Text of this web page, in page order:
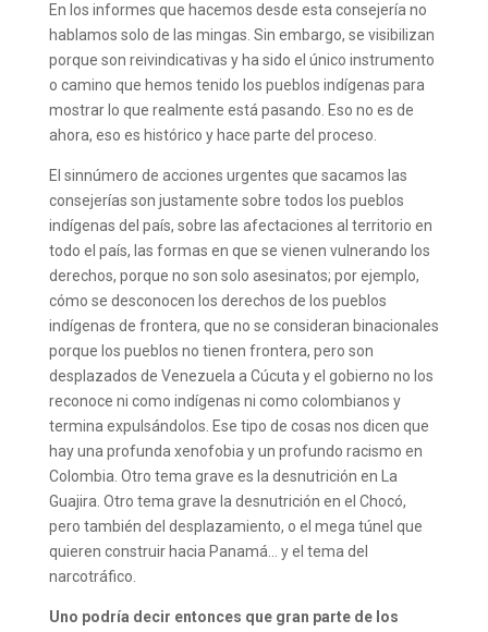
En los informes que hacemos desde esta consejería no
hablamos solo de las mingas. Sin embargo, se visibilizan
porque son reivindicativas y ha sido el único instrumento
o camino que hemos tenido los pueblos indígenas para
mostrar lo que realmente está pasando. Eso no es de
ahora, eso es histórico y hace parte del proceso.
El sinnúmero de acciones urgentes que sacamos las
consejerías son justamente sobre todos los pueblos
indígenas del país, sobre las afectaciones al territorio en
todo el país, las formas en que se vienen vulnerando los
derechos, porque no son solo asesinatos; por ejemplo,
cómo se desconocen los derechos de los pueblos
indígenas de frontera, que no se consideran binacionales
porque los pueblos no tienen frontera, pero son
desplazados de Venezuela a Cúcuta y el gobierno no los
reconoce ni como indígenas ni como colombianos y
termina expulsándolos. Ese tipo de cosas nos dicen que
hay una profunda xenofobia y un profundo racismo en
Colombia. Otro tema grave es la desnutrición en La
Guajira. Otro tema grave la desnutrición en el Chocó,
pero también del desplazamiento, o el mega túnel que
quieren construir hacia Panamá… y el tema del
narcotráfico.
Uno podría decir entonces que gran parte de los